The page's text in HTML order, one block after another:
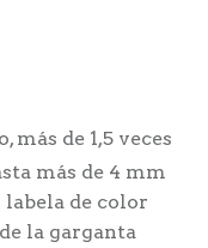
de 1,5 veces
más de 4 mm
de color
la garganta